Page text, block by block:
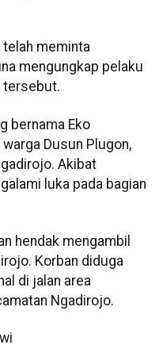
telah meminta
mengungkap pelaku
tersebut.
bernama Eko
Dusun Plugon,
Akibat
luka pada bagian
hendak mengambil
Korban diduga
di jalan area
Ngadirojo.